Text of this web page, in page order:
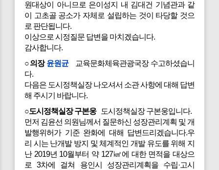
원대상이 아니므로 은이성지 내 김대건 기념관과 같
이 고초골 공소가 자체로 설립하는 것이 타당할 것으
로 판단됩니다.
이상으로 시정질문 답변을 마치겠습니다.
감사합니다.
○의장윤원균교육문화체육관광국장 수고하셨습니
다.
다음은 도시정책실장 나오셔서 소관 사항에 대해 답변
해 주시기 바랍니다.
○도시정책실장 구본웅도시정책실장 구본웅입니다.
먼저 김윤선 의원님께서 질문하신 성장관리계획 및 개
발행위허가 기준 완화에 대해 답변드리겠습니다.우
리 시는 난개발 방지 및 체계적인 개발 유도를 위해 지
난 2019년 10월부터 약 127㎢에 대한 면적을 대상으
로 3차에 걸쳐 용인시 성장관리계획을 수립·고시